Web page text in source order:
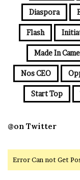
Diaspora
Flash
Made In
Nos CEO
Start Top
@on Twitter
Error Can not Get